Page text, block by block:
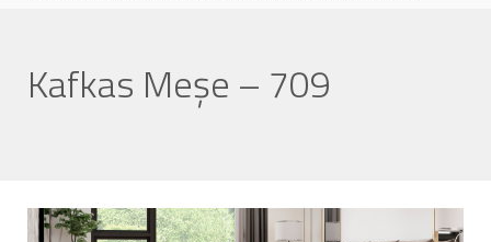
Kafkas Meşe – 709